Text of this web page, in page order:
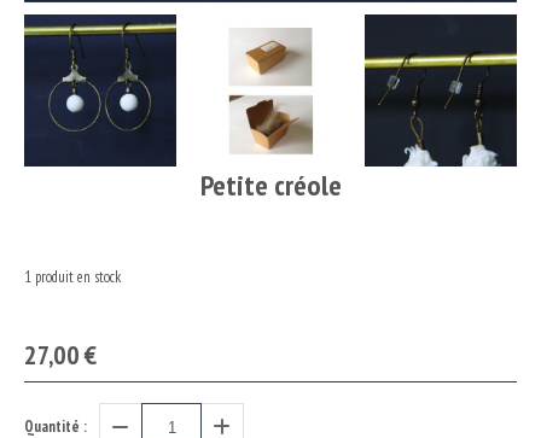
Petite créole
27,00€
1 produit en stock
Quantité :